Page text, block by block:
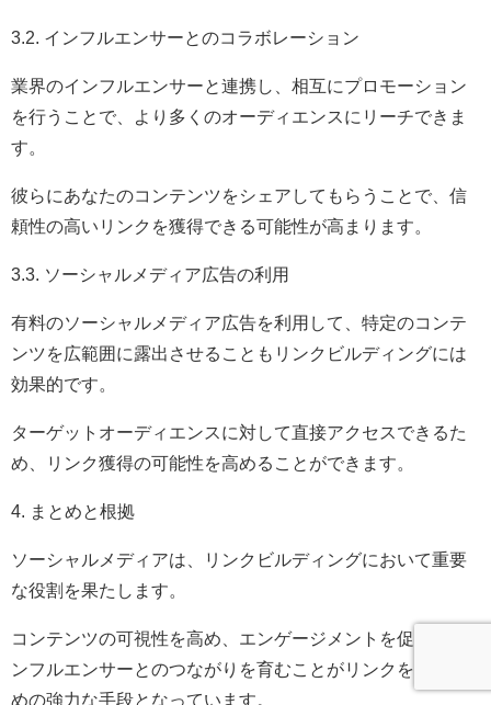
3.2. インフルエンサーとのコラボレーション
業界のインフルエンサーと連携し、相互にプロモーション
を行うことで、より多くのオーディエンスにリーチできま
す。
彼らにあなたのコンテンツをシェアしてもらうことで、信
頼性の高いリンクを獲得できる可能性が高まります。
3.3. ソーシャルメディア広告の利用
有料のソーシャルメディア広告を利用して、特定のコンテ
ンツを広範囲に露出させることもリンクビルディングには
効果的です。
ターゲットオーディエンスに対して直接アクセスできるた
め、リンク獲得の可能性を高めることができます。
4. まとめと根拠
ソーシャルメディアは、リンクビルディングにおいて重要
な役割を果たします。
コンテンツの可視性を高め、エンゲージメントを促し、イ
ンフルエンサーとのつながりを育むことがリンクを生むた
めの強力な手段となっています。